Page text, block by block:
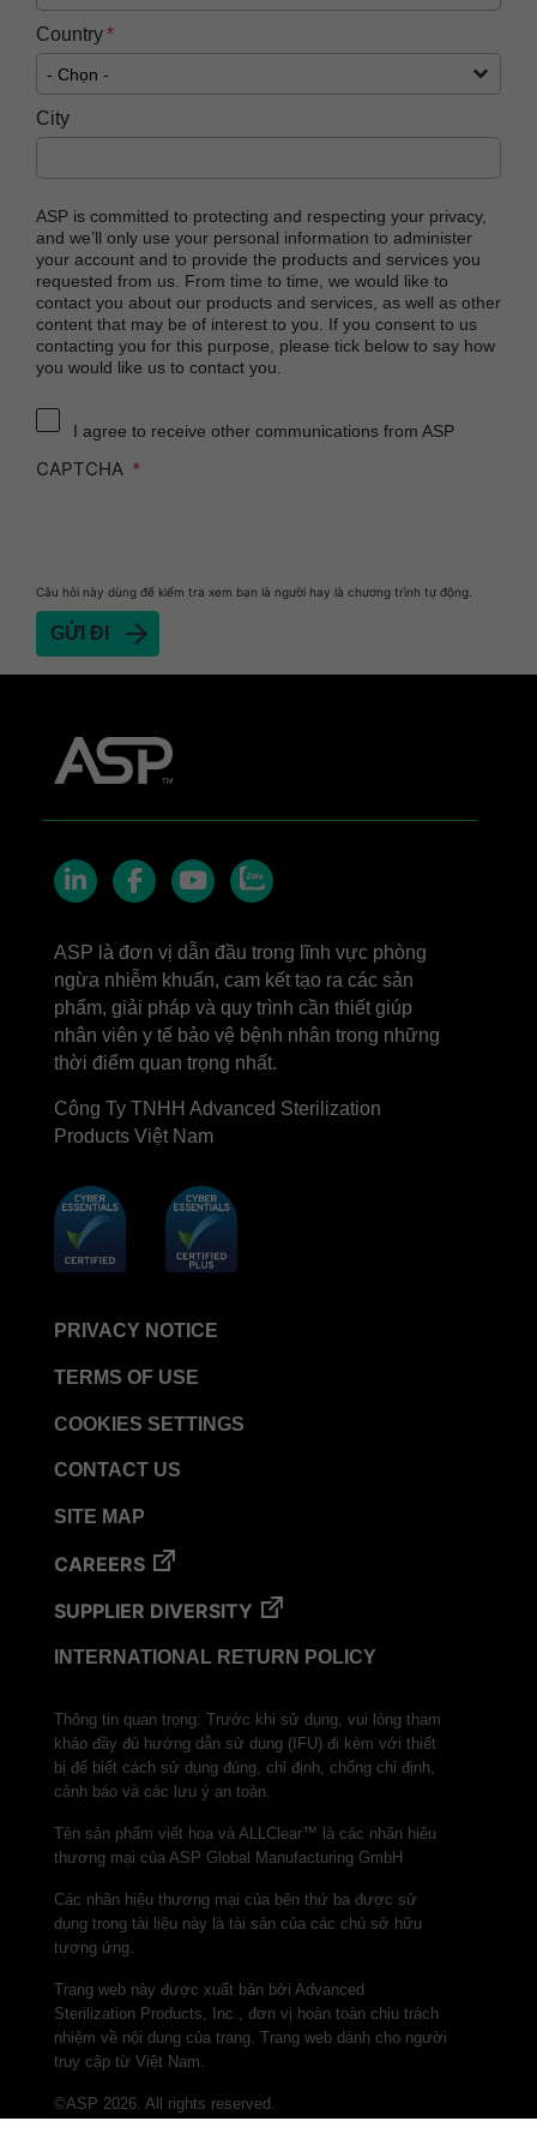
Country
City
ASP is committed to protecting and respecting your privacy,
and we’ll only use your personal information to administer
your account and to provide the products and services you
requested from us. From time to time, we would like to
contact you about our products and services, as well as other
content that may be of interest to you. If you consent to us
contacting you for this purpose, please tick below to say how
you would like us to contact you.
I agree to receive other communications from ASP
CAPTCHA
Câu hỏi này dùng để kiểm tra xem bạn là người hay là chương trình tự động.
Zalo
ASP là đơn vị dẫn đầu trong lĩnh vực phòng
ngừa nhiễm khuẩn, cam kết tạo ra các sản
phẩm, giải pháp và quy trình cần thiết giúp
nhân viên y tế bảo vệ bệnh nhân trong những
thời điểm quan trọng nhất.
Công Ty TNHH Advanced Sterilization
Products Việt Nam
PRIVACY NOTICE
TERMS OF USE
COOKIES SETTINGS
CONTACT US
SITE MAP
CAREERS
SUPPLIER DIVERSITY
INTERNATIONAL RETURN POLICY
Thông tin quan trọng: Trước khi sử dụng, vui lòng tham
khảo đầy đủ hướng dẫn sử dụng (IFU) đi kèm với thiết
bị để biết cách sử dụng đúng, chỉ định, chống chỉ định,
cảnh báo và các lưu ý an toàn.
Tên sản phẩm viết hoa và ALLClear™ là các nhãn hiệu
thương mại của ASP Global Manufacturing GmbH
Các nhãn hiệu thương mại của bên thứ ba được sử
dụng trong tài liệu này là tài sản của các chủ sở hữu
tương ứng.
Trang web này được xuất bản bởi Advanced
Sterilization Products, Inc., đơn vị hoàn toàn chịu trách
nhiệm về nội dung của trang. Trang web dành cho người
truy cập từ Việt Nam.
©ASP 2026. All rights reserved.